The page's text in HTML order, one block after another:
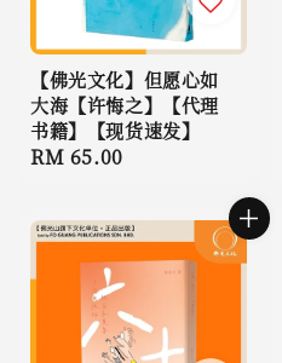
【佛光文化】但愿心如
大海【许悔之】【代理
书籍】【现货速发】
Regular
RM 65.00